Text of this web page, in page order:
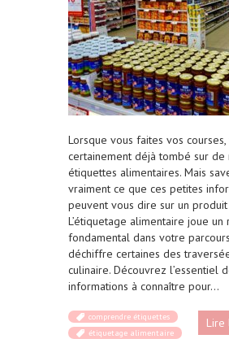
Lorsque vous faites vos
certainement déjà tombé sur de
étiquettes alimentaires. Mais
vraiment ce que ces petites
peuvent vous dire sur un produit
L’étiquetage alimentaire joue un
fondamental dans votre
déchiffre certaines des
culinaire. Découvrez l’essentiel
informations à connaître pour…
Lire
comprendre étiquettes
étiquetage alimentaire